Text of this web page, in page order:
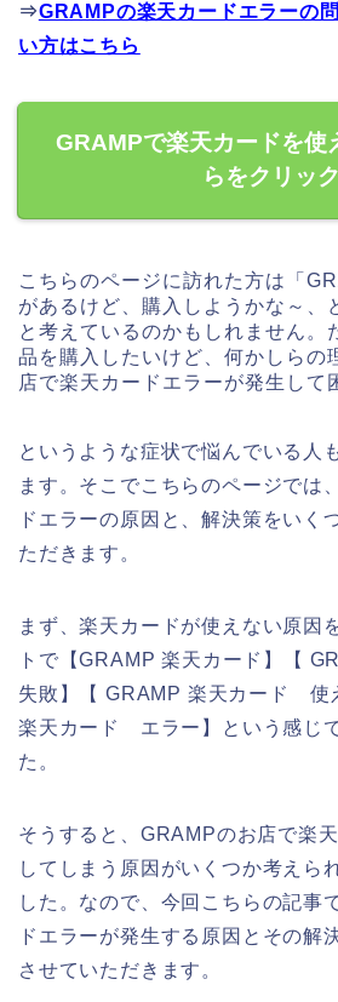
⇒GRAMPの楽天カードエラーの
い方はこちら
GRAMPで楽天カードを使
らをクリック
こちらのページに訪れた方は「
があるけど、購入しようかな～、
と考えているのかもしれません。
品を購入したいけど、何かしらの
店で楽天カードエラーが発生して
というような症状で悩んでいる人
ます。そこでこちらのページでは
ドエラーの原因と、解決策をいく
ただきます。
まず、楽天カードが使えない原因
トで【GRAMP 楽天カード】【
失敗】【 GRAMP 楽天カード 使
楽天カード エラー】という感じ
た。
そうすると、GRAMPのお店で楽
してしまう原因がいくつか考えら
した。なので、今回こちらの記事
ドエラーが発生する原因とその解
させていただきます。